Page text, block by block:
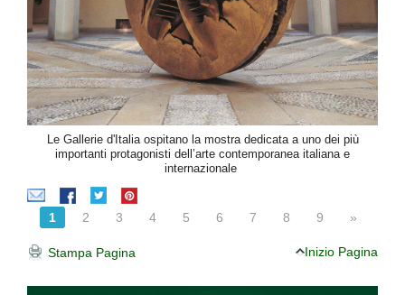
Le Gallerie d'Italia ospitano la mostra dedicata a uno dei più
importanti protagonisti dell’arte contemporanea italiana e
internazionale
1 2 3 4 5 6 7 8 9 »
Stampa Pagina Inizio Pagina